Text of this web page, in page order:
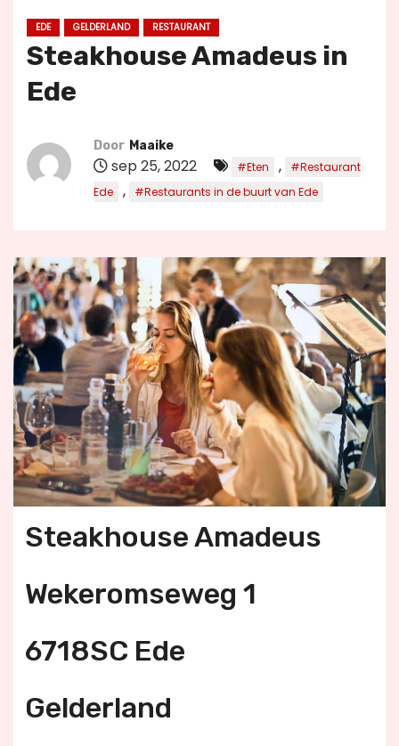
EDE GELDERLAND RESTAURANT
Steakhouse Amadeus in
Ede
Door Maaike
sep 25, 2022 #Eten ,
#Restaurant
Ede
, #Restaurants in de buurt van Ede
Steakhouse Amadeus
Wekeromseweg 1
6718SC Ede
Gelderland